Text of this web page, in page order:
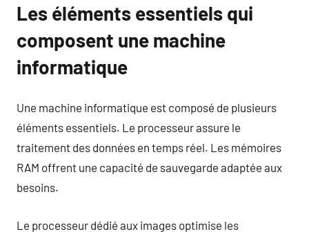
Les éléments essentiels qui
composent une machine
informatique
Une machine informatique est composé de plusieurs
éléments essentiels. Le processeur assure le
traitement des données en temps réel. Les mémoires
RAM offrent une capacité de sauvegarde adaptée aux
besoins.
Le processeur dédié aux images optimise les